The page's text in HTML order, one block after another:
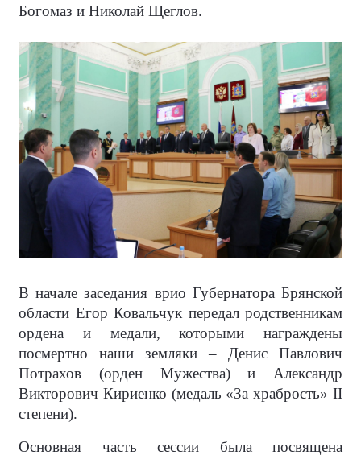
Богомаз и Николай Щеглов.
В начале заседания врио Губернатора Брянской
области Егор Ковальчук передал родственникам
ордена и медали, которыми награждены
посмертно наши земляки – Денис Павлович
Потрахов (орден Мужества) и Александр
Викторович Кириенко (медаль «За храбрость» II
степени).
Основная часть сессии была посвящена